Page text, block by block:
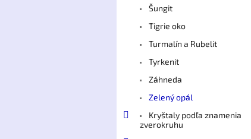
Šungit
Tigrie oko
Turmalín a Rubelit
Tyrkenit
Záhneda
Zelený opál
Kryštaly podľa znamenia
zverokruhu